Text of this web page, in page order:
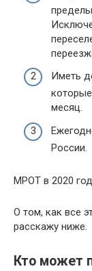
Иметь
месяц.
России.
МРОТ в 2020
О том, как все
расскажу ниже.
Кто может